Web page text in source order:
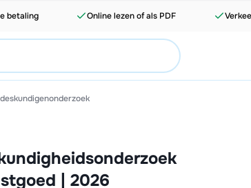
betaling Online lezen of als PDF
| 2026